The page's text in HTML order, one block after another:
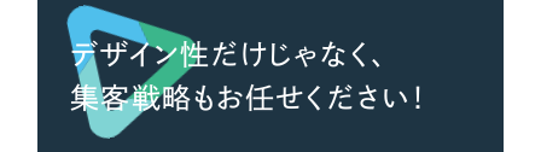
デザイン性だけじゃなく、
集客戦略もお任せください！